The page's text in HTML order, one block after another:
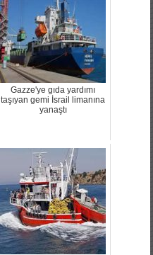
Gazze'ye gıda yardımı
taşıyan gemi İsrail limanına
yanaştı